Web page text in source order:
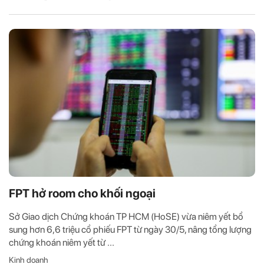
FPT hở room cho khối ngoại
Sở Giao dịch Chứng khoán TP HCM (HoSE) vừa niêm yết bổ
sung hơn 6,6 triệu cổ phiếu FPT từ ngày 30/5, nâng tổng lượng
chứng khoán niêm yết từ ...
Kinh doanh